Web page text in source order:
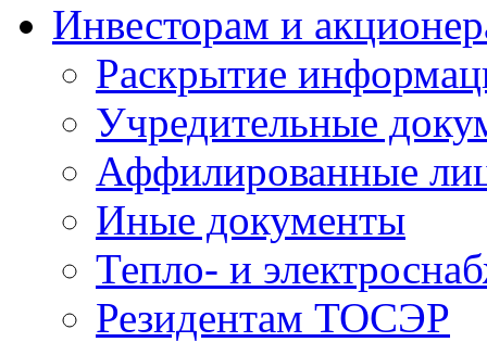
Инвесторам и
Раскрытие
Учредительные
Аффилированные
Иные документы
Тепло- и
Резидентам ТОСЭР